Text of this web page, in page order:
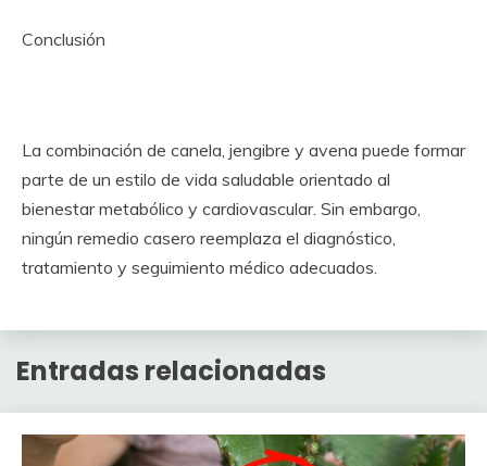
Conclusión
La combinación de canela, jengibre y avena puede formar
parte de un estilo de vida saludable orientado al
bienestar metabólico y cardiovascular. Sin embargo,
ningún remedio casero reemplaza el diagnóstico,
tratamiento y seguimiento médico adecuados.
Entradas relacionadas